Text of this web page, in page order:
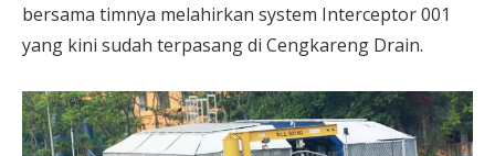
bersama timnya melahirkan system Interceptor 001
yang kini sudah terpasang di Cengkareng Drain.